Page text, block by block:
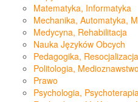
Matematyka, Informatyka
Mechanika, Automatyka,
Medycyna, Rehabilitacja
Nauka Języków Obcych
Pedagogika, Resocjalizacja
Politologia, Medioznawstwo
Prawo
Psychologia,